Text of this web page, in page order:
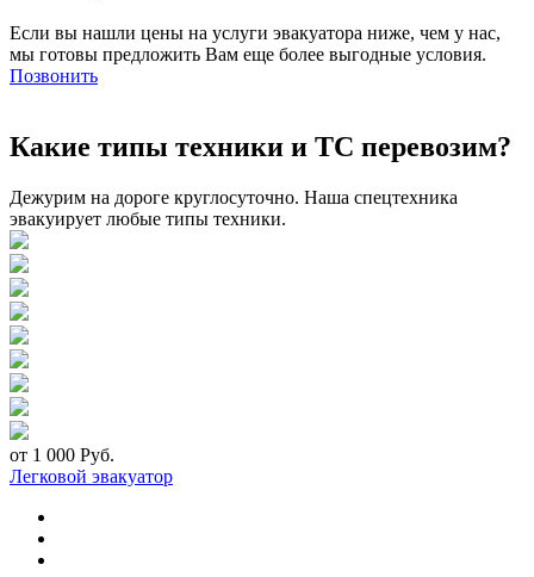
Если вы нашли цены на услуги эвакуатора ниже, чем у нас,
мы готовы предложить Вам еще более выгодные условия.
Позвонить
Какие типы техники и ТС перевозим?
Дежурим на дороге круглосуточно. Наша спецтехника
эвакуирует любые типы техники.
от 1 000 Руб.
Легковой эвакуатор